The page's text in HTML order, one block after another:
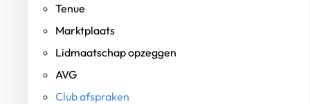
Tenue
Marktplaats
Lidmaatschap opzeggen
AVG
Club afspraken